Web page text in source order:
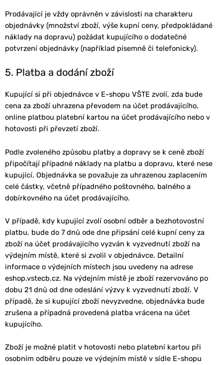
Prodávající je vždy oprávněn v závislosti na charakteru
objednávky (množství zboží, výše kupní ceny, předpokládané
náklady na dopravu) požádat kupujícího o dodatečné
potvrzení objednávky (například písemně či telefonicky).
5. Platba a dodání zboží
Kupující si při objednávce v E-shopu VŠTE zvolí, zda bude
cena za zboží uhrazena převodem na účet prodávajícího,
online platbou platební kartou na účet prodávajícího nebo v
hotovosti při převzetí zboží.
Podle zvoleného způsobu platby a dopravy se k ceně zboží
připočítají případné náklady na platbu a dopravu, které nese
kupující. Objednávka se považuje za uhrazenou zaplacením
celé částky, včetně případného poštovného, balného a
dobírkovného na účet prodávajícího.
V případě, kdy kupující zvolí osobní odběr a bezhotovostní
platbu, bude do 7 dnů ode dne připsání celé kupní ceny za
zboží na účet prodávajícího vyzván k vyzvednutí zboží na
výdejním místě, které si zvolil v objednávce. Detailní
informace o výdejních místech jsou uvedeny na adrese
eshop.vstecb.cz. Na výdejním místě je zboží rezervováno po
dobu 21 dnů od dne odeslání výzvy k vyzvednutí zboží. V
případě, že si kupující zboží nevyzvedne, objednávka bude
zrušena a případná provedená platba vrácena na účet
kupujícího.
Zboží je možné platit v hotovosti nebo platební kartou při
osobním odběru pouze ve výdejním místě v sídle E-shopu